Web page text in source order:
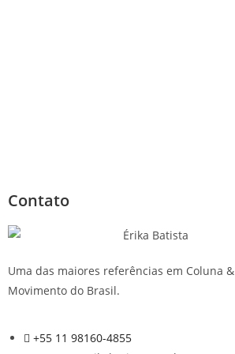
Contato
Uma das maiores referências em Coluna &
Movimento do Brasil.
+55 11 98160-4855